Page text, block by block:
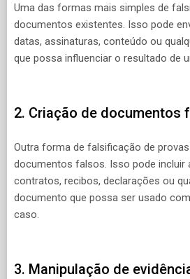
Uma das formas mais simples de
documentos existentes. Isso pode
datas, assinaturas, conteúdo ou
que possa influenciar o resultado de
2. Criação de documentos
Outra forma de falsificação de
documentos falsos. Isso pode incluir
contratos, recibos, declarações ou
documento que possa ser usado
caso.
3. Manipulação de